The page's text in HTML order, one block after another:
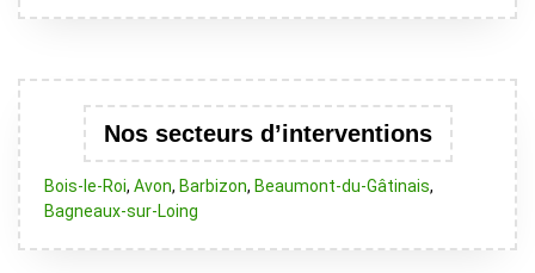
Nos secteurs d’interventions
Bois-le-Roi, Avon, Barbizon, Beaumont-du-Gâtinais,
Bagneaux-sur-Loing